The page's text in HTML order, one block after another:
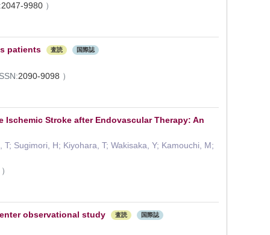
2047-9980 ）
patients 査読 国際誌
2090-9098 ）
Stroke after Endovascular Therapy: An
Sugimori, H; Kiyohara, T; Wakisaka, Y; Kamouchi, M;
）
observational study 査読 国際誌